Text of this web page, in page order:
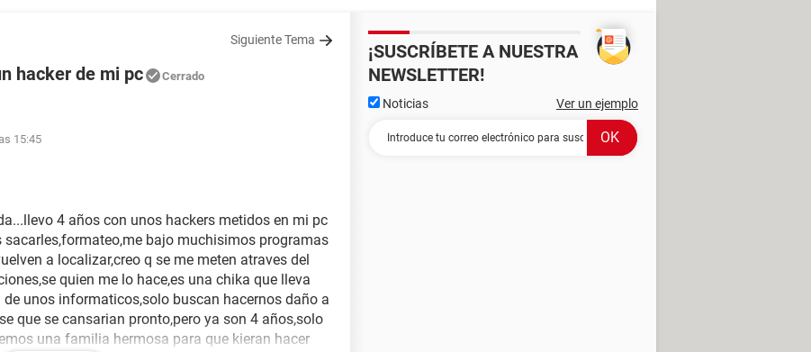
Siguiente Tema
hacker de mi pc Cerrado
15:45
4 años con unos hackers metidos en mi pc
bajo muchisimos programas
a localizar,creo q se me meten atraves del
quien me lo hace,es una chika que lleva
unos informaticos,solo buscan hacernos daño a
que se cansarian pronto,pero ya son 4 años,solo
una familia hermosa para que kieran hacer
¡SUSCRÍBETE A NUESTRA
NEWSLETTER!
Noticias Ver un ejemplo